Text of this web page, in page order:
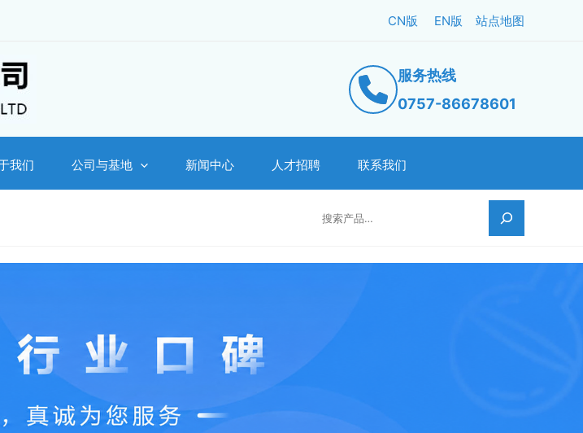
CN版 EN版 站点地图
服务热线
0757-86678601
我们 公司与基地 新闻中心 人才招聘 联系我们
搜索